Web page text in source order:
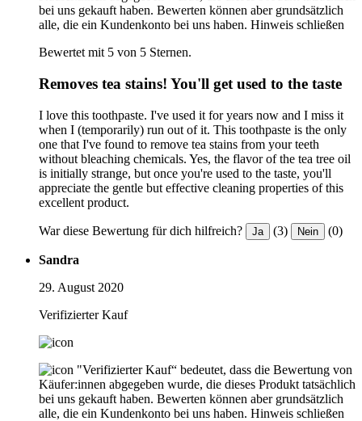
bei uns gekauft haben. Bewerten können aber grundsätzlich
alle, die ein Kundenkonto bei uns haben. Hinweis schließen
Bewertet mit 5 von 5 Sternen.
Removes tea stains! You'll get used to the taste
I love this toothpaste. I've used it for years now and I miss it
when I (temporarily) run out of it. This toothpaste is the only
one that I've found to remove tea stains from your teeth
without bleaching chemicals. Yes, the flavor of the tea tree oil
is initially strange, but once you're used to the taste, you'll
appreciate the gentle but effective cleaning properties of this
excellent product.
War diese Bewertung für dich hilfreich? Ja (3) Nein (0)
Sandra
29. August 2020
Verifizierter Kauf
"Verifizierter Kauf“ bedeutet, dass die Bewertung von
Käufer:innen abgegeben wurde, die dieses Produkt tatsächlich
bei uns gekauft haben. Bewerten können aber grundsätzlich
alle, die ein Kundenkonto bei uns haben. Hinweis schließen